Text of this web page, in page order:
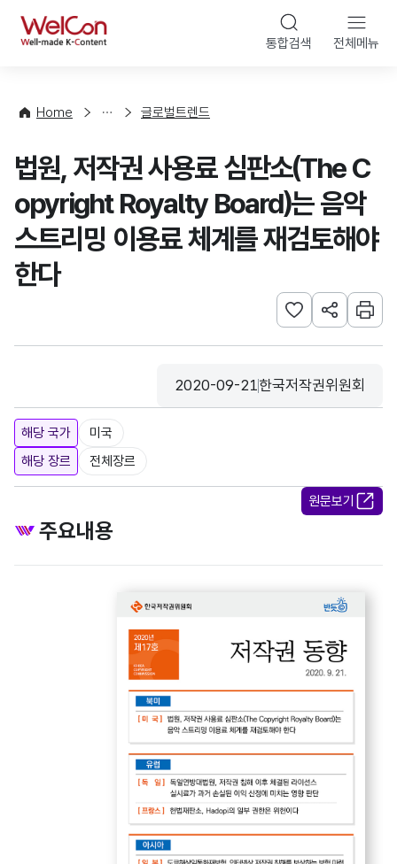
WelCon 통합검색 전체메뉴
Home
향
계
글로벌트렌드
법원, 저작권 사용료 심판소(The C
opyright Royalty Board)는 음악
스트리밍 이용료 체계를 재검토해야
한다
관심사 등록하기
URL 공유하
인쇄
등록일
2020-09-21
수집기관
한국저작권위원회
해당 국가
미국
해당 장르
전체장르
원문보기
주요내용